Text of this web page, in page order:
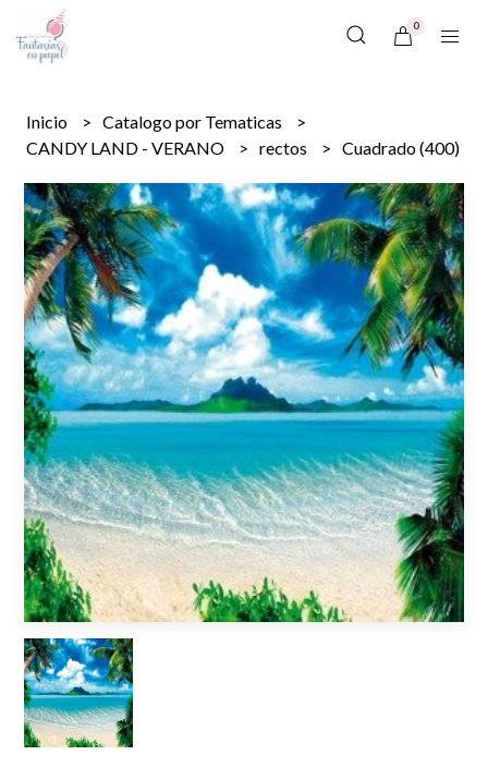
0
Inicio
Catalogo por Tematicas
CANDY LAND - VERANO
rectos Cuadrado (400)